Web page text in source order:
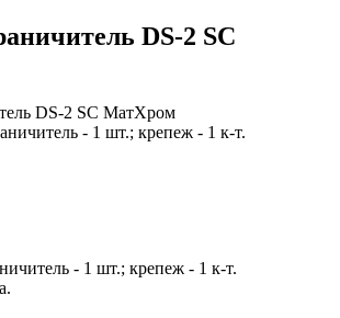
DS-2 SC
DS-2 SC МатХром
- 1 шт.; крепеж - 1 к-т.
- 1 шт.; крепеж - 1 к-т.